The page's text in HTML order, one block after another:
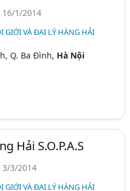
1/2014
GIỚI VÀ ĐẠI LÝ HÀNG HẢI
Q. Ba Đình, Hà Nội
Hải S.O.P.A.S
3/2014
GIỚI VÀ ĐẠI LÝ HÀNG HẢI